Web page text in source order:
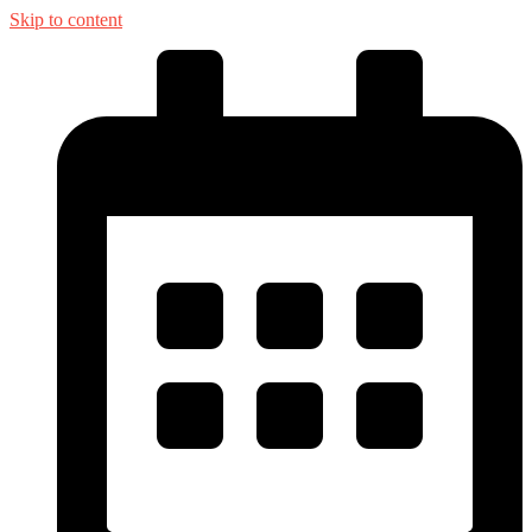
Skip to content